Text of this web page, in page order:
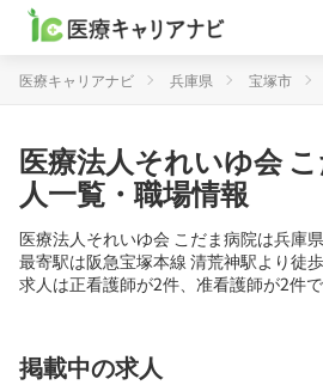
医療キャリアナビ 兵庫県 宝塚市
医療法人それいゆ会
人一覧・職場情報
医療法人それいゆ会 こだま病院は兵庫
最寄駅は阪急宝塚本線 清荒神駅より徒
求人は正看護師が2件、准看護師が2件で
掲載中の求人